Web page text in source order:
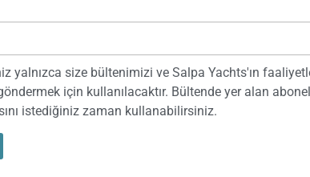
yalnızca size bültenimizi ve Salpa Yachts'ın
için kullanılacaktır. Bültende yer alan
istediğiniz zaman kullanabilirsiniz.